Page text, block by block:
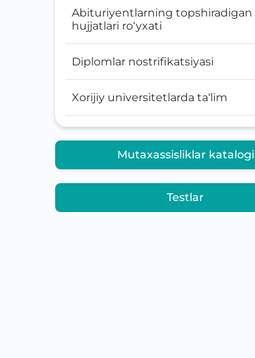
Abituriyentlarning topshiradigan
hujjatlari ro‘yxati
Diplomlar nostrifikatsiyasi
Xorijiy universitetlarda ta‘lim
Mutaxassisliklar katalogi
Testlar